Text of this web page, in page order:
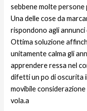
sebbene molte
Una delle cose da
rispondono agli
Ottima soluzione
unitamente calma gli
apprendere ressa nel
difetti un po di oscurita
movibile considerazione
vola.a